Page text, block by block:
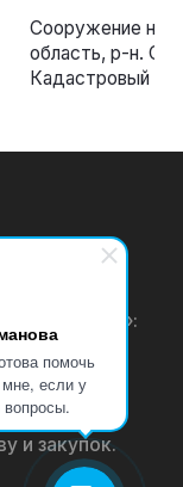
помочь
если у
вопросы.
Сооружение
область, р-н.
Кадастровый
лиц и
и закупок.